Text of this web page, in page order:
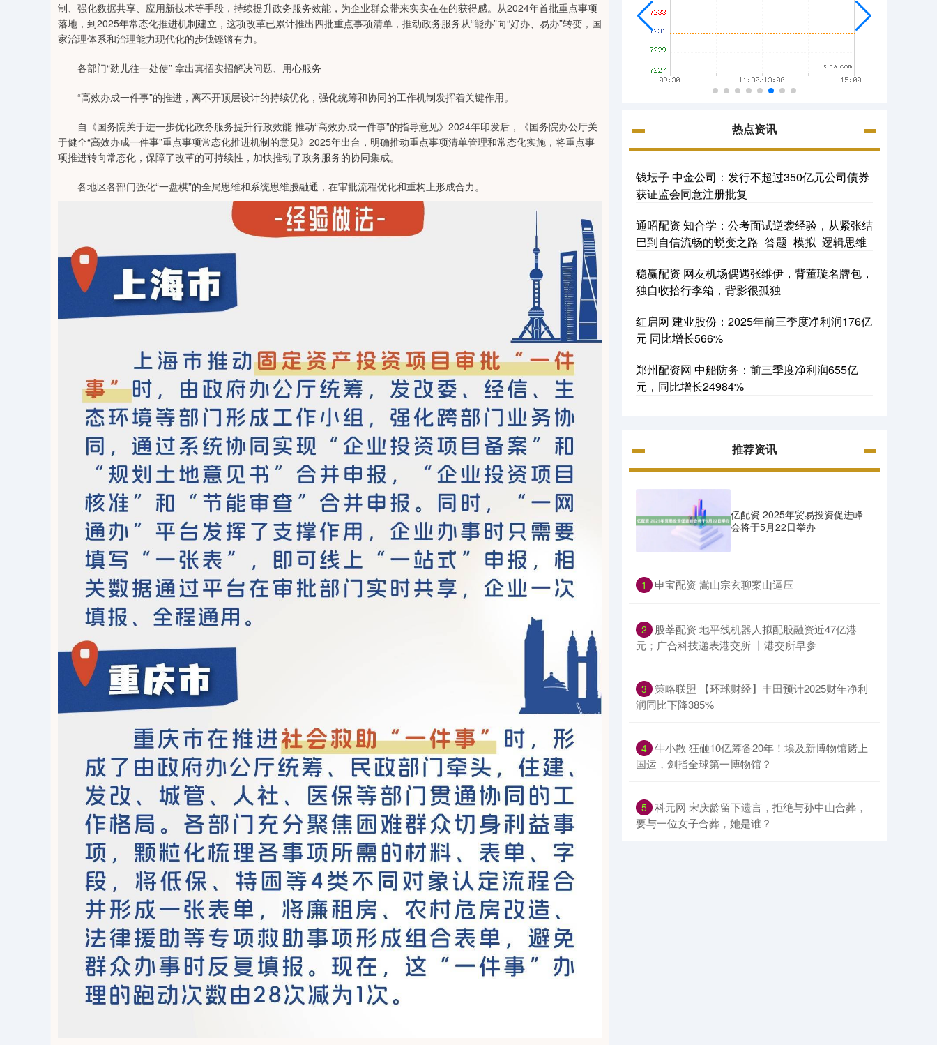
制、强化数据共享、应用新技术等手段，持续提升政务服务效能，为企业群众带来实实在在的获得感。从2024年首批重点事项
落地，到2025年常态化推进机制建立，这项改革已累计推出四批重点事项清单，推动政务服务从“能办”向“好办、易办”转变，国
家治理体系和治理能力现代化的步伐铿锵有力。
各部门“劲儿往一处使” 拿出真招实招解决问题、用心服务
“高效办成一件事”的推进，离不开顶层设计的持续优化，强化统筹和协同的工作机制发挥着关键作用。
自《国务院关于进一步优化政务服务提升行政效能 推动“高效办成一件事”的指导意见》2024年印发后，《国务院办公厅关
于健全“高效办成一件事”重点事项常态化推进机制的意见》2025年出台，明确推动重点事项清单管理和常态化实施，将重点事
项推进转向常态化，保障了改革的可持续性，加快推动了政务服务的协同集成。
各地区各部门强化“一盘棋”的全局思维和系统思维股融通，在审批流程优化和重构上形成合力。
热点资讯
钱坛子 中金公司：发行不超过350亿元公司债券
获证监会同意注册批复
通昭配资 知合学：公考面试逆袭经验，从紧张结
巴到自信流畅的蜕变之路_答题_模拟_逻辑思维
稳赢配资 网友机场偶遇张维伊，背董璇名牌包，
独自收拾行李箱，背影很孤独
红启网 建业股份：2025年前三季度净利润176亿
元 同比增长566%
郑州配资网 中船防务：前三季度净利润655亿
元，同比增长24984%
推荐资讯
亿配资 2025年贸易投资促进峰
会将于5月22日举办
1 ​申宝配资 嵩山宗玄聊案山逼压
2
​股莘配资 地平线机器人拟配股融资近47亿港
元；广合科技递表港交所 丨港交所早参
3 ​策略联盟 【环球财经】丰田预计2025财年净利
润同比下降385%
4 ​牛小散 狂砸10亿筹备20年！埃及新博物馆赌上
国运，剑指全球第一博物馆？
5 ​科元网 宋庆龄留下遗言，拒绝与孙中山合葬，
要与一位女子合葬，她是谁？